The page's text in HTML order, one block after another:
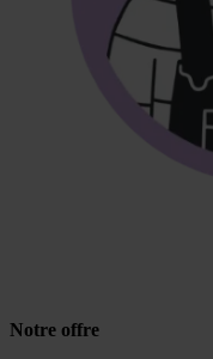
Notre offre